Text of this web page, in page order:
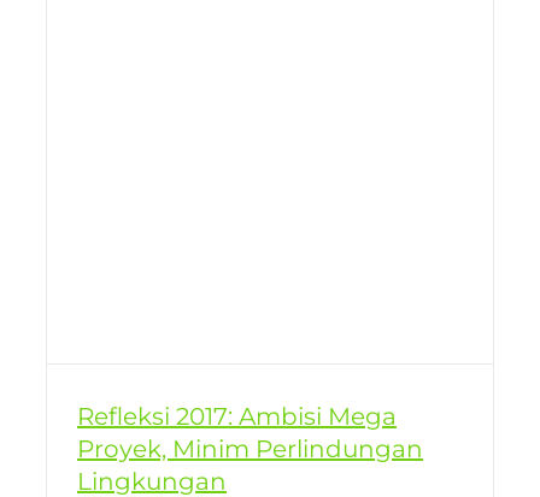
Refleksi 2017: Ambisi Mega
Proyek, Minim Perlindungan
Lingkungan